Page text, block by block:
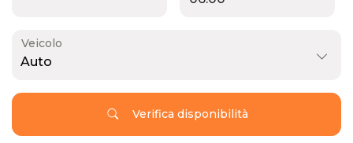
Veicolo
Auto
Verifica disponibilità